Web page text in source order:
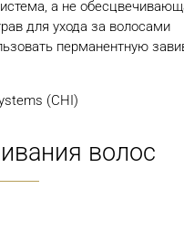
а не
для ухода за волосами
перманентную
(CHI)
волос